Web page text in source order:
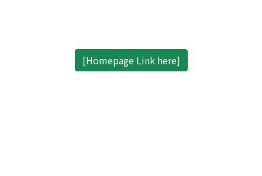
[Homepage Link here]